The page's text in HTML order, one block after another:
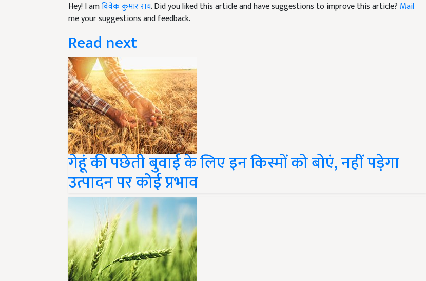
me your suggestions and feedback.
Read next
गेहूं की पछेती बुवाई के लिए इन किस्मों को बोएं, नहीं पड़ेगा
उत्पादन पर कोई प्रभाव